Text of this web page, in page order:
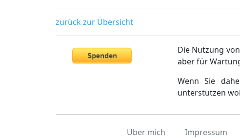
zurück zur Übersicht
Die Nutzung
aber für
Wenn Sie
unterstützen
Über mich Impressum